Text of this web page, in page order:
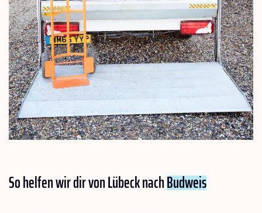
So helfen wir dir von Lübeck nachBudweis